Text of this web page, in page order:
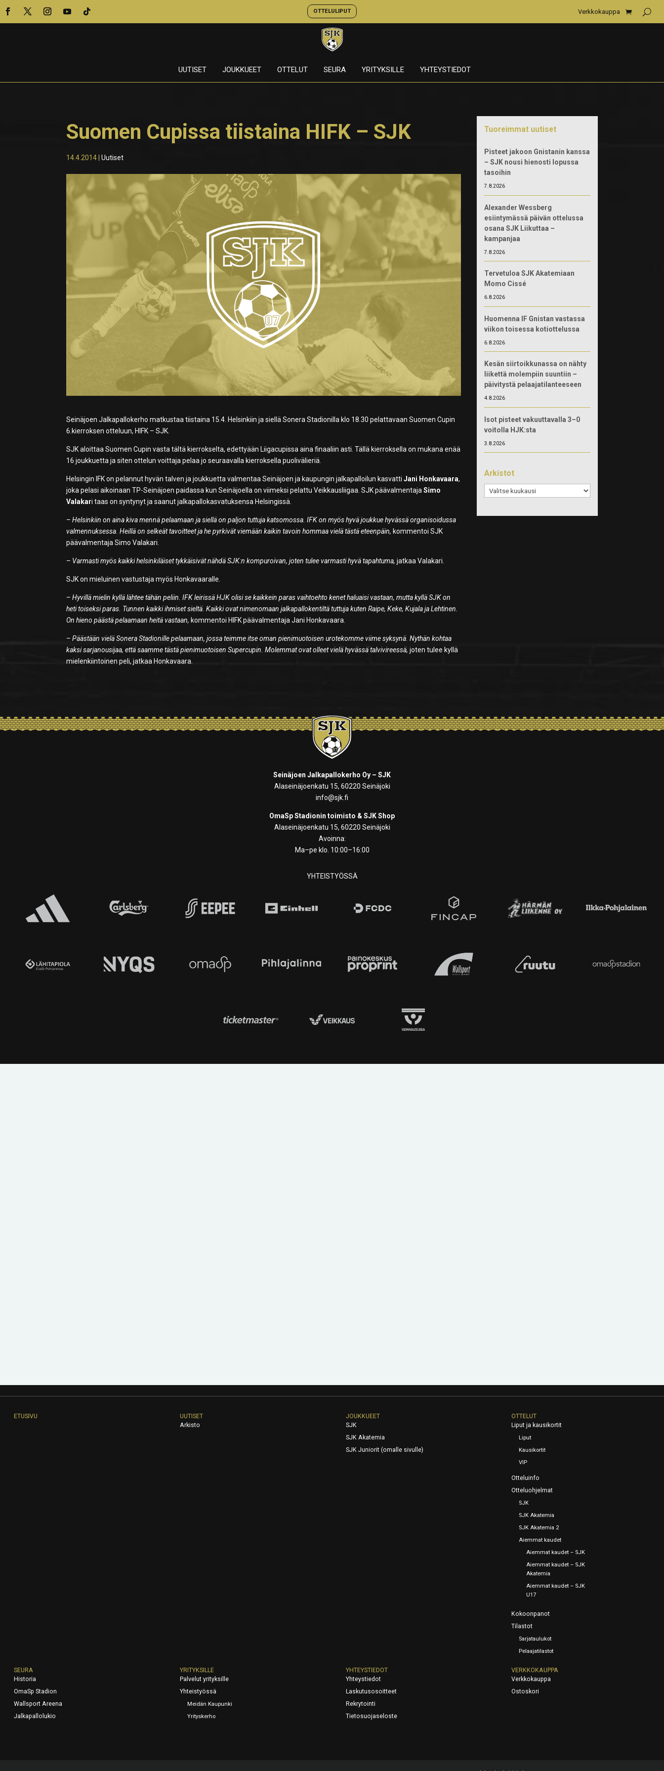
OTTELULIPUT Verkkokauppa
UUTISET JOUKKUEET OTTELUT SEURA YRITYKSILLE YHTEYSTIEDOT
Suomen Cupissa tiistaina HIFK – SJK
14.4.2014 |Uutiset
Seinäjoen Jalkapallokerho matkustaa tiistaina 15.4. Helsinkiin ja siellä Sonera Stadionilla klo 18.30 pelattavaan Suomen Cupin
6.kierroksen otteluun, HIFK – SJK.
SJK aloittaa Suomen Cupin vasta tältä kierrokselta, edettyään Liigacupissa aina finaaliin asti. Tällä kierroksella on mukana enää
16 joukkuetta ja siten ottelun voittaja pelaa jo seuraavalla kierroksella puolivälieriä.
Helsingin IFK on pelannut hyvän talven ja joukkuetta valmentaa Seinäjoen ja kaupungin jalkapalloilun kasvattiJani Honkavaara,
joka pelasi aikoinaan TP-Seinäjoen paidassa kun Seinäjoella on viimeksi pelattu Veikkausliigaa. SJK päävalmentajaSimo
Valakari taas on syntynyt ja saanut jalkapallokasvatuksensa Helsingissä.
– Helsinkiin on aina kiva mennä pelaamaan ja siellä on paljon tuttuja katsomossa. IFK on myös hyvä joukkue hyvässä organisoidussa
valmennuksessa. Heillä on selkeät tavoitteet ja he pyrkivät viemään kaikin tavoin hommaa vielä tästä eteenpäin, kommentoi SJK
päävalmentaja Simo Valakari.
– Varmasti myös kaikki helsinkiläiset tykkäisivät nähdä SJK:n kompuroivan, joten tulee varmasti hyvä tapahtuma, jatkaa Valakari.
SJK on mieluinen vastustaja myös Honkavaaralle.
–Hyvillä mielin kyllä lähtee tähän peliin. IFK leirissä HJK olisi se kaikkein paras vaihtoehto kenet haluaisi vastaan, mutta kyllä SJK on
heti toiseksi paras. Tunnen kaikki ihmiset sieltä. Kaikki ovat nimenomaan jalkapallokentiltä tuttuja kuten Raipe, Keke, Kujala ja Lehtinen.
On hieno päästä pelaamaan heitä vastaan, kommentoi HIFK päävalmentaja Jani Honkavaara.
–Päästään vielä Sonera Stadionille pelaamaan, jossa teimme itse oman pienimuotoisen urotekomme viime syksynä. Nythän kohtaa
kaksi sarjanousijaa, että saamme tästä pienimuotoisen Supercupin. Molemmat ovat olleet vielä hyvässä talvivireessä, joten tulee kyllä
mielenkiintoinen peli, jatkaa Honkavaara.
Tuoreimmat uutiset
Pisteet jakoon Gnistanin kanssa
– SJK nousi hienosti lopussa
tasoihin
7.8.2026
Alexander Wessberg
esiintymässä päivän ottelussa
osana SJK Liikuttaa –
kampanjaa
7.8.2026
Tervetuloa SJK Akatemiaan
Momo Cissé
6.8.2026
Huomenna IF Gnistan vastassa
viikon toisessa kotiottelussa
6.8.2026
Kesän siirtoikkunassa on nähty
liikettä molempiin suuntiin –
päivitystä pelaajatilanteeseen
4.8.2026
Isot pisteet vakuuttavalla 3–0
voitolla HJK:sta
3.8.2026
Arkistot
Arkistot
Seinäjoen Jalkapallokerho Oy – SJK
Alaseinäjoenkatu 15, 60220 Seinäjoki
info@sjk.fi
OmaSp Stadionin toimisto & SJK Shop
Alaseinäjoenkatu 15, 60220 Seinäjoki
Avoinna:
Ma–pe klo. 10:00–16:00
YHTEISTYÖSSÄ
ETUSIVU
UUTISET
Arkisto
JOUKKUEET
SJK
SJK Akatemia
SJK Juniorit (omalle sivulle)
OTTELUT
Liput ja kausikortit
Liput
Kausikortit
VIP
Otteluinfo
Otteluohjelmat
SJK
SJK Akatemia
SJK Akatemia 2
Aiemmat kaudet
Aiemmat kaudet – SJK
Aiemmat kaudet – SJK
Akatemia
Aiemmat kaudet – SJK
U17
Kokoonpanot
Tilastot
Sarjataulukot
Pelaajatilastot
SEURA
Historia
OmaSp Stadion
Wallsport Areena
Jalkapallolukio
YRITYKSILLE
Palvelut yrityksille
Yhteistyössä
Meidän Kaupunki
Yrityskerho
YHTEYSTIEDOT
Yhteystiedot
Laskutusosoitteet
Rekrytointi
Tietosuojaseloste
VERKKOKAUPPA
Verkkokauppa
Ostoskori